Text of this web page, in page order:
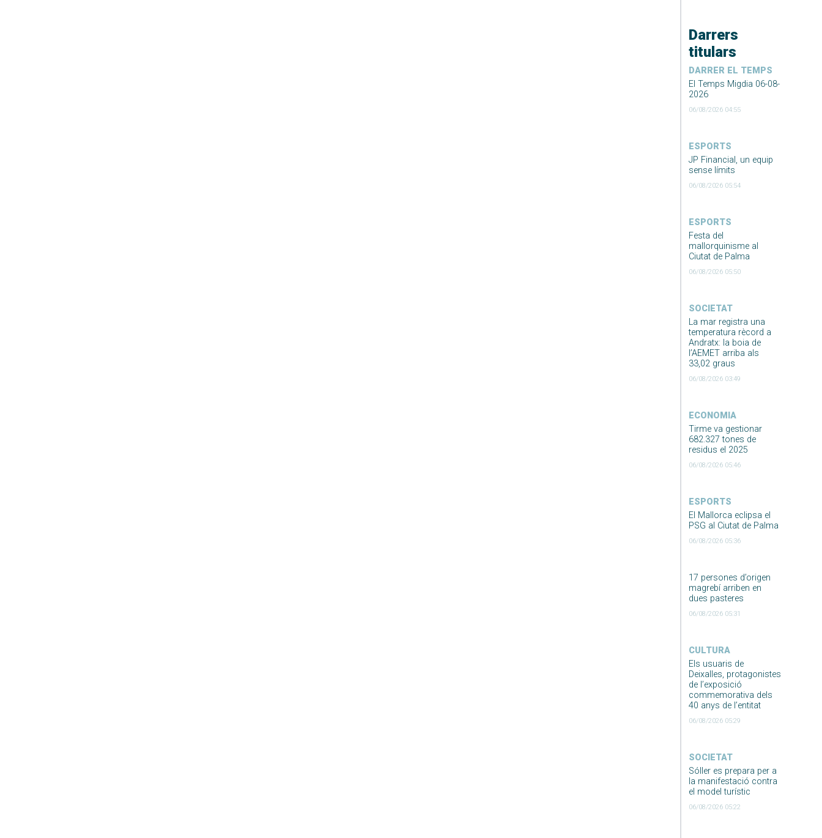
Darrers
titulars
DARRER EL TEMPS
El Temps Migdia 06-08-
2026
06/08/2026 04:55
ESPORTS
JP Financial, un equip
sense límits
06/08/2026 05:54
ESPORTS
Festa del
mallorquinisme al
Ciutat de Palma
06/08/2026 05:50
SOCIETAT
La mar registra una
temperatura rècord a
Andratx: la boia de
l’AEMET arriba als
33,02 graus
06/08/2026 03:49
ECONOMIA
Tirme va gestionar
682.327 tones de
residus el 2025
06/08/2026 05:46
ESPORTS
El Mallorca eclipsa el
PSG al Ciutat de Palma
06/08/2026 05:36
17 persones d’origen
magrebí arriben en
dues pasteres
06/08/2026 05:31
CULTURA
Els usuaris de
Deixalles, protagonistes
de l’exposició
commemorativa dels
40 anys de l’entitat
06/08/2026 05:29
SOCIETAT
Sóller es prepara per a
la manifestació contra
el model turístic
06/08/2026 05:22